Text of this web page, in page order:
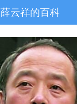
薛云祥的百科